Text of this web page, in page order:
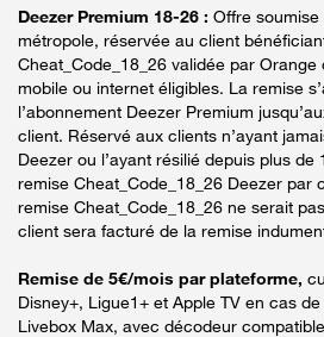
Deezer Premium 18-26 : Offre
métropole, réservée au client
Cheat_Code_18_26 validée par
mobile ou internet éligibles. La remise
l’abonnement Deezer Premium
client. Réservé aux clients n’ayant
Deezer ou l’ayant résilié depuis plus de
remise Cheat_Code_18_26 Deezer par
remise Cheat_Code_18_26 ne serait
client sera facturé de la remise
Remise de 5€/mois par plateforme,
Disney+, Ligue1+ et Apple TV en cas
Livebox Max, avec décodeur